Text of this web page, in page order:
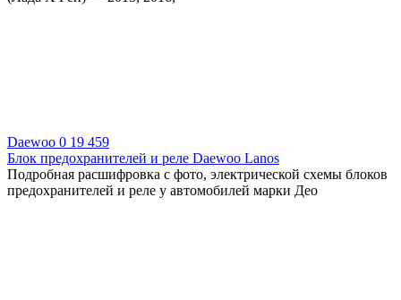
Daewoo 0 19 459
Блок предохранителей и реле Daewoo Lanos
Подробная расшифровка с фото, электрической схемы блоков
предохранителей и реле у автомобилей марки Део